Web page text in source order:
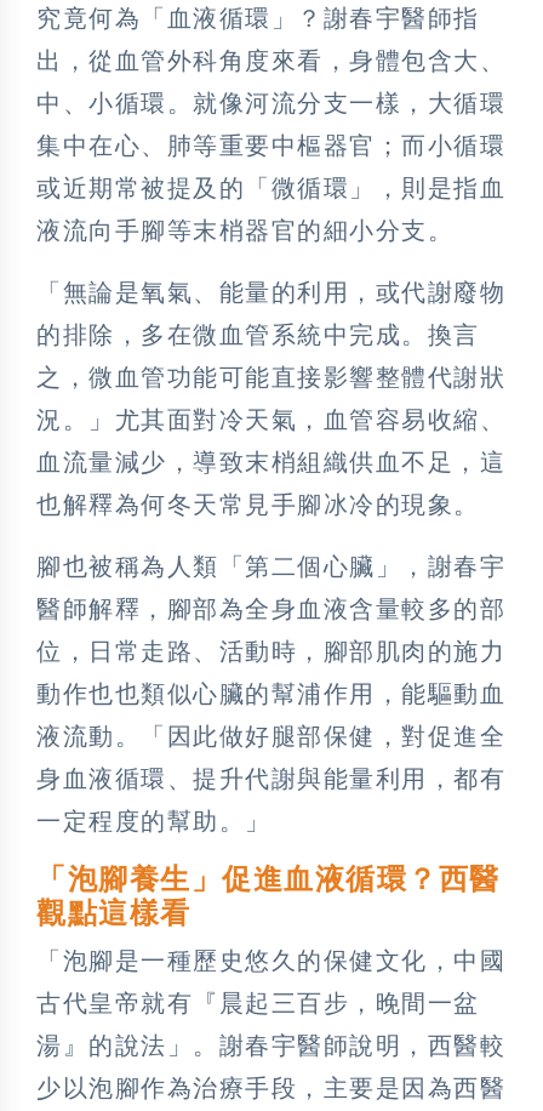
究竟何為「血液循環」？謝春宇醫師指
出，從血管外科角度來看，身體包含大、
中、小循環。就像河流分支一樣，大循環
集中在心、肺等重要中樞器官；而小循環
或近期常被提及的「微循環」，則是指血
液流向手腳等末梢器官的細小分支。
「無論是氧氣、能量的利用，或代謝廢物
的排除，多在微血管系統中完成。換言
之，微血管功能可能直接影響整體代謝狀
況。」尤其面對冷天氣，血管容易收縮、
血流量減少，導致末梢組織供血不足，這
也解釋為何冬天常見手腳冰冷的現象。
腳也被稱為人類「第二個心臟」，謝春宇
醫師解釋，腳部為全身血液含量較多的部
位，日常走路、活動時，腳部肌肉的施力
動作也也類似心臟的幫浦作用，能驅動血
液流動。「因此做好腿部保健，對促進全
身血液循環、提升代謝與能量利用，都有
一定程度的幫助。」
「泡腳養生」促進血液循環？西醫
觀點這樣看
「泡腳是一種歷史悠久的保健文化，中國
古代皇帝就有『晨起三百步，晚間一盆
湯』的說法」。謝春宇醫師說明，西醫較
少以泡腳作為治療手段，主要是因為西醫